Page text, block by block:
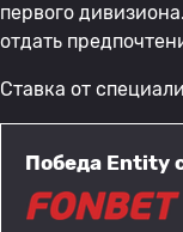
первого
отдать
Ставка от
Победа Entity